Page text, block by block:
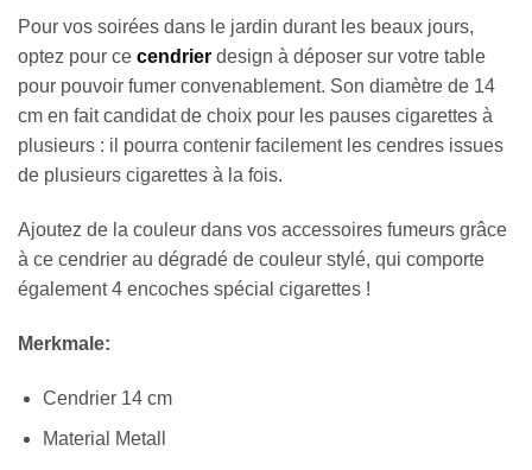
Pour vos soirées dans le jardin durant les beaux jours,
optez pour ce cendrier design à déposer sur votre table
pour pouvoir fumer convenablement. Son diamètre de 14
cm en fait candidat de choix pour les pauses cigarettes à
plusieurs : il pourra contenir facilement les cendres issues
de plusieurs cigarettes à la fois.
Ajoutez de la couleur dans vos accessoires fumeurs grâce
à ce cendrier au dégradé de couleur stylé, qui comporte
également 4 encoches spécial cigarettes !
Merkmale:
Cendrier 14 cm
Material Metall